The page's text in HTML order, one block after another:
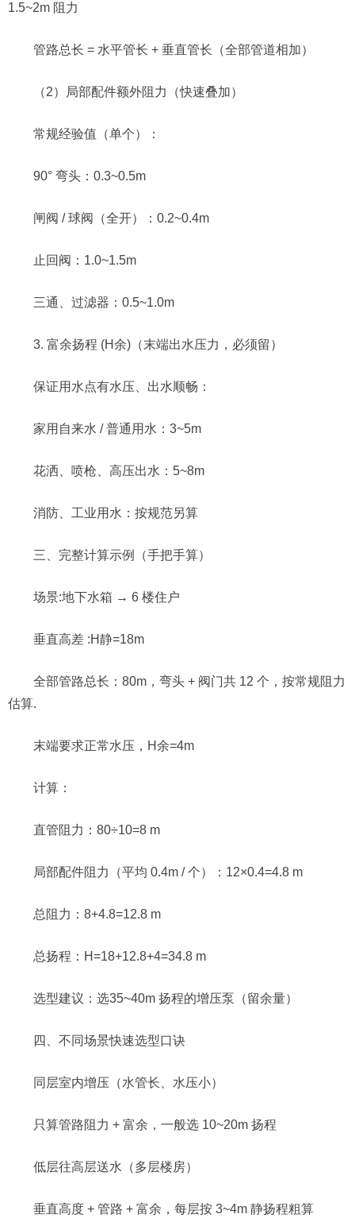
1.5~2m 阻力
管路总长 = 水平管长 + 垂直管长（全部管道相加）
（2）局部配件额外阻力（快速叠加）
常规经验值（单个）：
90° 弯头：0.3~0.5m
闸阀 / 球阀（全开）：0.2~0.4m
止回阀：1.0~1.5m
三通、过滤器：0.5~1.0m
3. 富余扬程 (H余)（末端出水压力，必须留）
保证用水点有水压、出水顺畅：
家用自来水 / 普通用水：3~5m
花洒、喷枪、高压出水：5~8m
消防、工业用水：按规范另算
三、完整计算示例（手把手算）
场景:地下水箱 → 6 楼住户
垂直高差 :H静=18m
全部管路总长：80m，弯头 + 阀门共 12 个，按常规阻力
估算.
末端要求正常水压，H余=4m
计算：
直管阻力：80÷10=8 m
局部配件阻力（平均 0.4m / 个）：12×0.4=4.8 m
总阻力：8+4.8=12.8 m
总扬程：H=18+12.8+4=34.8 m
选型建议：选35~40m 扬程的增压泵（留余量）
四、不同场景快速选型口诀
同层室内增压（水管长、水压小）
只算管路阻力 + 富余，一般选 10~20m 扬程
低层往高层送水（多层楼房）
垂直高度 + 管路 + 富余，每层按 3~4m 静扬程粗算